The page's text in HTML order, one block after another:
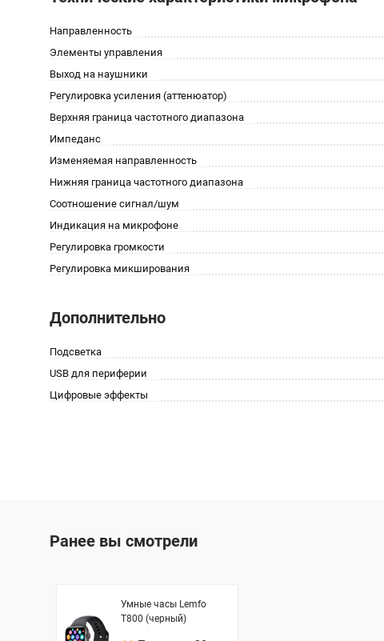
Направленность
Элементы управления
Выход на наушники
Регулировка усиления (аттенюатор)
Верхняя граница частотного диапазона
Импеданс
Изменяемая направленность
Нижняя граница частотного диапазона
Соотношение сигнал/шум
Индикация на микрофоне
Регулировка громкости
Регулировка микширования
Дополнительно
Подсветка
USB для периферии
Цифровые эффекты
Ранее вы смотрели
Умные часы Lemfo
T800 (черный)